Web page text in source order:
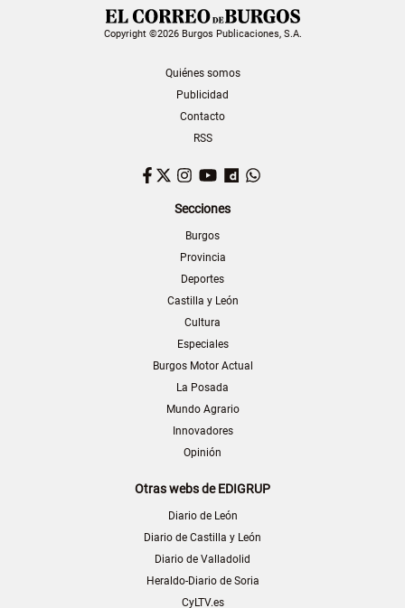
Copyright ©2026 Burgos Publicaciones, S.A.
Quiénes somos
Publicidad
Contacto
RSS
Facebook
TwitterInstagram
YouTubeDailymotion
Secciones
Burgos
Provincia
Deportes
Castilla y León
Cultura
Especiales
Burgos Motor Actual
La Posada
Mundo Agrario
Innovadores
Opinión
Otras webs de EDIGRUP
Diario de León
Diario de Castilla y León
Diario de Valladolid
Heraldo-Diario de Soria
CyLTV.es